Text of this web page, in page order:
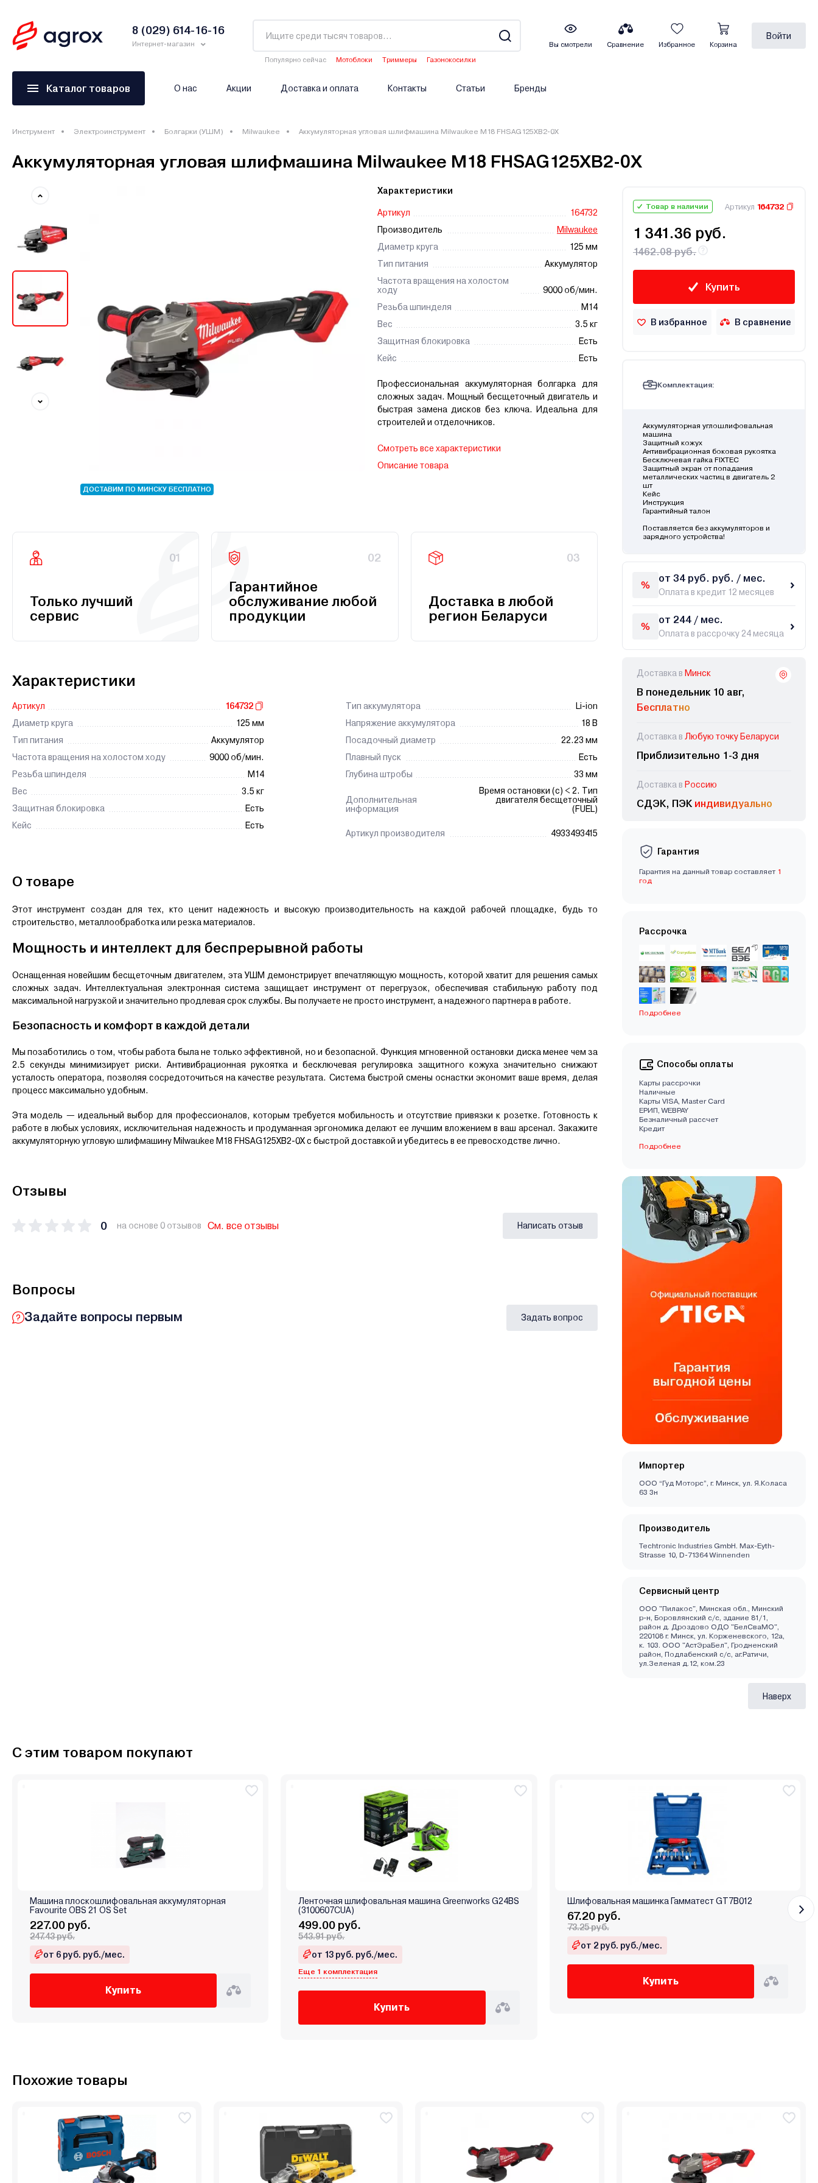
8 (029) 614-16-16
Интернет-магазин
Популярно сейчас Мотоблоки Триммеры
Газонокосилки
Вы смотрели Сравнение Избранное Корзина
Войти
Каталог товаров О нас Акции Доставка и оплата Контакты Статьи Бренды
Инструмент Электроинструмент Болгарки (УШМ) Milwaukee Аккумуляторная угловая шлифмашина Milwaukee M18 FHSAG125XB2-0X
Аккумуляторная угловая шлифмашина Milwaukee M18 FHSAG125XB2-0X
ДОСТАВИМ ПО МИНСКУ БЕСПЛАТНО
Характеристики
Артикул
164732
Производитель
Milwaukee
Диаметр круга
125 мм
Тип питания
Аккумулятор
Частота вращения на холостом
ходу
9000 об/мин.
Резьба шпинделя
М14
Вес
3.5 кг
Защитная блокировка
Есть
Кейс
Есть
Профессиональная аккумуляторная болгарка для
сложных задач. Мощный бесщеточный двигатель и
быстрая замена дисков без ключа. Идеальна для
строителей и отделочников.
Смотреть все характеристики
Описание товара
01
Только лучший
сервис
02
Гарантийное
обслуживание любой
продукции
03
Доставка в любой
регион Беларуси
Характеристики
Артикул
164732
Диаметр круга
125 мм
Тип питания
Аккумулятор
Частота вращения на холостом ходу
9000 об/мин.
Резьба шпинделя
М14
Вес
3.5 кг
Защитная блокировка
Есть
Кейс
Есть
Тип аккумулятора
Li-ion
Напряжение аккумулятора
18 В
Посадочный диаметр
22.23 мм
Плавный пуск
Есть
Глубина штробы
33 мм
Дополнительная
информация
Время остановки (с) < 2. Тип
двигателя бесщеточный
(FUEL)
Артикул производителя 4933493415
О товаре
Этот инструмент создан для тех, кто ценит надежность и высокую производительность на каждой рабочей площадке, будь то
строительство, металлообработка или резка материалов.
Мощность и интеллект для беспрерывной работы
Оснащенная новейшим бесщеточным двигателем, эта УШМ демонстрирует впечатляющую мощность, которой хватит для решения самых
сложных задач. Интеллектуальная электронная система защищает инструмент от перегрузок, обеспечивая стабильную работу под
максимальной нагрузкой и значительно продлевая срок службы. Вы получаете не просто инструмент, а надежного партнера в работе.
Безопасность и комфорт в каждой детали
Мы позаботились о том, чтобы работа была не только эффективной, но и безопасной. Функция мгновенной остановки диска менее чем за
2.5 секунды минимизирует риски. Антивибрационная рукоятка и бесключевая регулировка защитного кожуха значительно снижают
усталость оператора, позволяя сосредоточиться на качестве результата. Система быстрой смены оснастки экономит ваше время, делая
процесс максимально удобным.
Эта модель — идеальный выбор для профессионалов, которым требуется мобильность и отсутствие привязки к розетке. Готовность к
работе в любых условиях, исключительная надежность и продуманная эргономика делают ее лучшим вложением в ваш арсенал. Закажите
аккумуляторную угловую шлифмашину Milwaukee M18 FHSAG125XB2-0X с быстрой доставкой и убедитесь в ее превосходстве лично.
Отзывы
0 на основе 0 отзывов См. все отзывы Написать отзыв
Вопросы
Задайте вопросы первым Задать вопрос
Товар в наличии Артикул 164732
1 341.36 руб.
1462.08 руб.
Купить
В избранное В сравнение
Комплектация:
Аккумуляторная углошлифовальная
машина
Защитный кожух
Антивибрационная боковая рукоятка
Бесключевая гайка FIXTEC
Защитный экран от попадания
металлических частиц в двигатель 2
шт
Кейс
Инструкция
Гарантийный талон
Поставляется без аккумуляторов и
зарядного устройства!
от 34 руб. руб. / мес.
Оплата в кредит 12 месяцев
от 244 / мес.
Оплата в рассрочку 24 месяца
Доставка в Минск
В понедельник 10 авг,
Бесплатно
Доставка в Любую точку Беларуси
Приблизительно 1-3 дня
Доставка в Россию
СДЭК, ПЭК индивидуально
Гарантия
Гарантия на данный товар составляет 1
год
Рассрочка
Подробнее
Способы оплаты
Карты рассрочки
Наличные
Карты VISA, Master Card
EРИП, WEBPAY
Безналичный рассчет
Кредит
Подробнее
Импортер
ООО “Гуд Моторс”, г. Минск, ул. Я.Коласа
63 3н
Производитель
Techtronic Industries GmbH. Max-Eyth-
Strasse 10, D-71364 Winnenden
Сервисный центр
ООО "Пилакос", Минская обл., Минский
р-н, Боровлянский с/с, здание 81/1,
район д. Дроздово ОДО "БелСваМО",
220108 г. Минск, ул. Корженевского, 12а,
к. 103. ООО "АстЭраБел", Гродненский
район, Подлабенский с/с, аг.Ратичи,
ул.Зеленая д.12, ком.23
Наверх
С этим товаром покупают
Машина плоскошлифовальная аккумуляторная
Favourite OBS 21 OS Set
227.00 руб.
247.43 руб.
от 6 руб. руб./мес.
Купить
Ленточная шлифовальная машина Greenworks G24BS
(3100607CUA)
499.00 руб.
543.91 руб.
от 13 руб. руб./мес.
Еще 1 комплектация
Купить
Шлифовальная машинка Гамматест GT7B012
67.20 руб.
73.25 руб.
от 2 руб. руб./мес.
Купить
Похожие товары